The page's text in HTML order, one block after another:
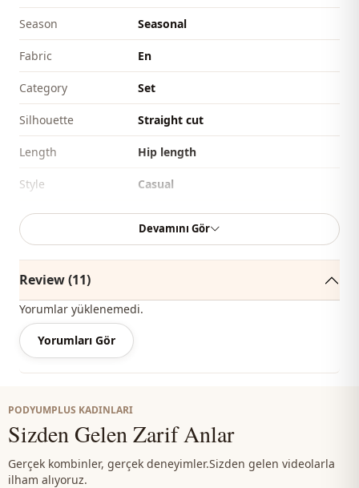
Season Seasonal
Fabri̇c En
Category Set
Silhouette Straight cut
Length Hip length
Style Casual
Weave type Woven
Thickness Thin
Template
Closing method Laced / lace-up
Leg
Waist elastic waist
pocket
Usage Daily
Devamını Gör
Review (11)
Yorumlar yüklenemedi.
Yorumları Gör
PODYUMPLUS KADINLARI
Sizden Gelen Zarif Anlar
Gerçek kombinler, gerçek deneyimler.Sizden gelen videolarla
ilham alıyoruz.